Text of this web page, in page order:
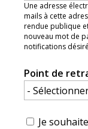
Une adresse
mails à cette
rendue publique
nouveau mot de
notifications
Point de
Je